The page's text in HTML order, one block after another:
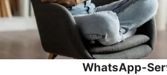
WhatsApp-